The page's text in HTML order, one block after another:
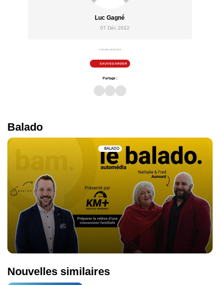
Luc Gagné
07 Déc 2022
4 minutes de lecture
SAUVEGARDER
Partage :
Balado
BALADO
Nouvelles similaires